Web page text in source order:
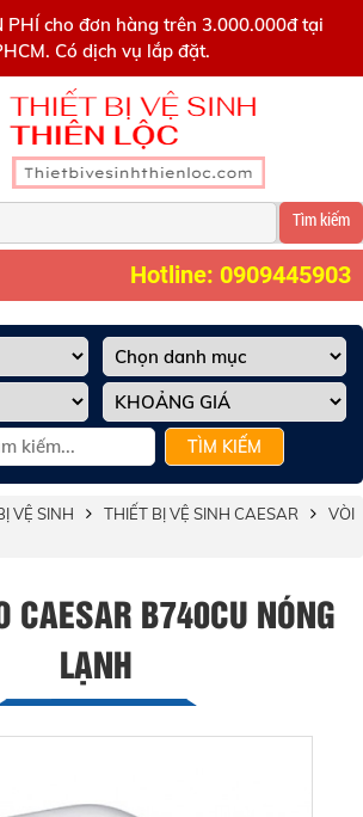
PHÍ cho đơn hàng trên 3.000.000đ tại
Có dịch vụ lắp đặt.
Tìm kiếm
Hotline: 0909445903
TÌM KIẾM
VỆ SINH THIẾT BỊ VỆ SINH CAESAR
VÒI
CAESAR B740CU NÓNG
LẠNH